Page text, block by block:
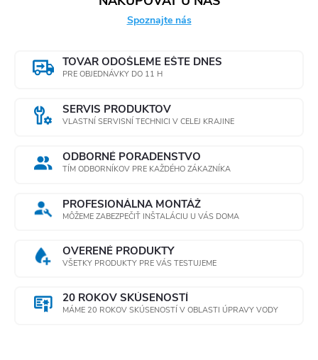
životnosťou a
Šetrí životné
prostredie a
znížením
nákupu balenej
vody
gumový
náustok a
odnímateľný
Spoznajte nás
TOVAR ODOŠLEME EŠTE DNES
PRE OBJEDNÁVKY DO 11 H
SERVIS PRODUKTOV
VLASTNÍ SERVISNÍ TECHNICI V CELEJ KRAJINE
ODBORNÉ PORADENSTVO
TÍM ODBORNÍKOV PRE KAŽDÉHO ZÁKAZNÍKA
PROFESIONÁLNA MONTÁŽ
MÔŽEME ZABEZPEČIŤ INŠTALÁCIU U VÁS DOMA
OVERENÉ PRODUKTY
VŠETKY PRODUKTY PRE VÁS TESTUJEME
20 ROKOV SKÚSENOSTÍ
MÁME 20 ROKOV SKÚSENOSTÍ V OBLASTI ÚPRAVY VODY